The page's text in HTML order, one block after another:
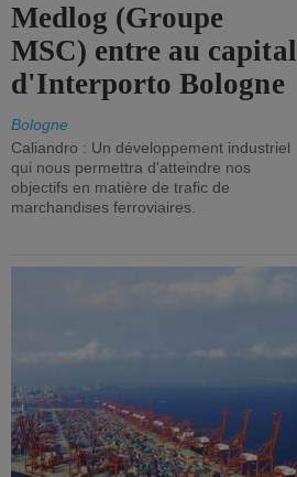
Medlog (Groupe
MSC) entre au capital
d'Interporto Bologne
Bologne
Caliandro : Un développement industriel
qui nous permettra d'atteindre nos
objectifs en matière de trafic de
marchandises ferroviaires.